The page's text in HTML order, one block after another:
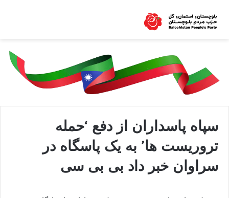
سپاه پاسداران از دفع ‘حمله
تروریست ها’ به یک پاسگاه در
سراوان خبر داد بی بی سی